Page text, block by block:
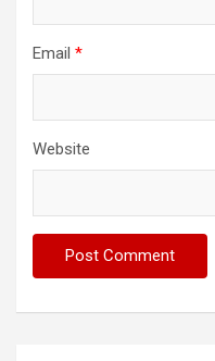
Email *
Website